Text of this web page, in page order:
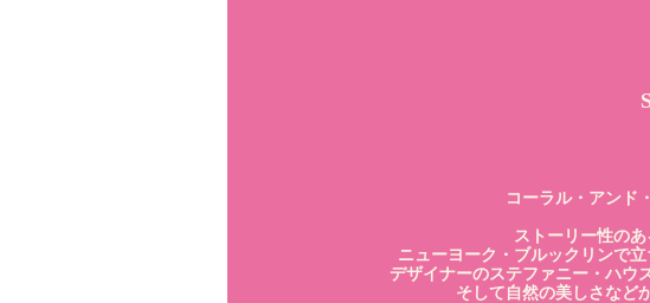
コーラル・アンド
ストーリー性の
ニューヨーク・ブルックリンで
デザイナーのステファニー・ハウ
そして自然の美しさなど